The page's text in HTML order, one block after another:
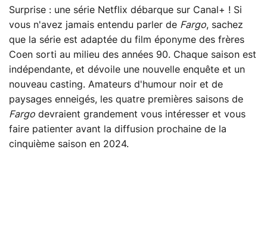
Surprise : une série Netflix débarque sur Canal+ ! Si
vous n'avez jamais entendu parler de Fargo, sachez
que la série est adaptée du film éponyme des frères
Coen sorti au milieu des années 90. Chaque saison est
indépendante, et dévoile une nouvelle enquête et un
nouveau casting. Amateurs d'humour noir et de
paysages enneigés, les quatre premières saisons de
Fargo devraient grandement vous intéresser et vous
faire patienter avant la diffusion prochaine de la
cinquième saison en 2024.